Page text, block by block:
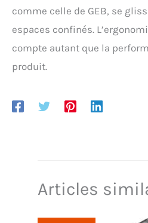
comme celle de GEB, se
espaces confinés.
compte autant que la
produit.
Articles